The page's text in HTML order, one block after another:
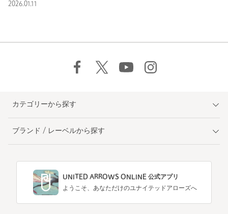
2026.01.11
カテゴリーから探す
ブランド / レーベルから探す
UNITED ARROWS ONLINE 公式アプリ
ようこそ、あなただけのユナイテッドアローズへ